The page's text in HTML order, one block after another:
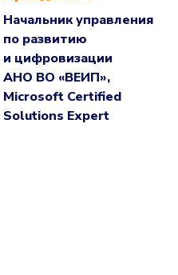
Начальник управления
по развитию
и цифровизации
АНО ВО «ВЕИП»,
Microsoft Certified
Solutions Expert